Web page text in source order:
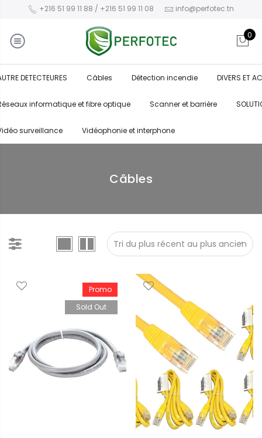
+216 51 99 11 88 / +216 51 99 11 08 info@perfotec.tn
0
DETECTEURES Câbles Détection incendie DIVERS ET
informatique et fibre optique Scanner et barrière
surveillance Vidéophonie et interphone
Câbles
Promo
Sold Out